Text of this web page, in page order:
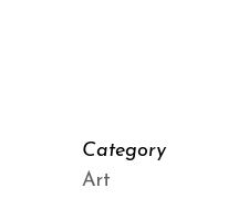
Category
Art